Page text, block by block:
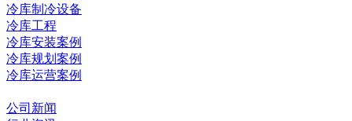
冷库制冷设备
冷库工程
冷库安装案例
冷库规划案例
冷库运营案例
公司新闻